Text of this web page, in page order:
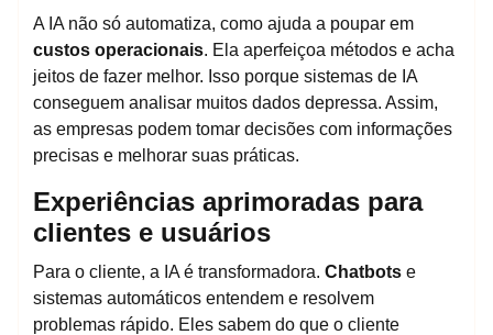
A IA não só automatiza, como ajuda a poupar em
custos operacionais. Ela aperfeiçoa métodos e acha
jeitos de fazer melhor. Isso porque sistemas de IA
conseguem analisar muitos dados depressa. Assim,
as empresas podem tomar decisões com informações
precisas e melhorar suas práticas.
Experiências aprimoradas para
clientes e usuários
Para o cliente, a IA é transformadora. Chatbots e
sistemas automáticos entendem e resolvem
problemas rápido. Eles sabem do que o cliente